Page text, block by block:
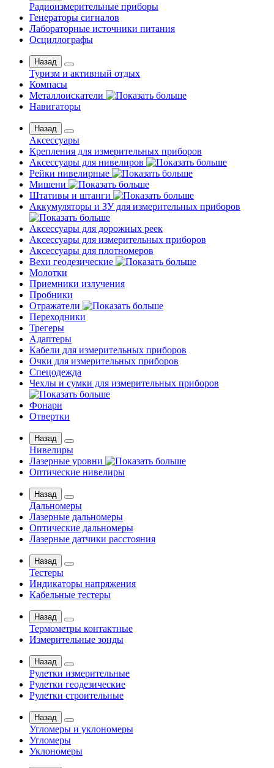
Радиоизмерительные приборы
Генераторы сигналов
Лабораторные источники питания
Осциллографы
Назад
Туризм и активный отдых
Компасы
Металлоискатели
Навигаторы
Назад
Аксессуары
Крепления для измерительных приборов
Аксессуары для нивелиров
Рейки нивелирные
Мишени
Штативы и штанги
Аккумуляторы и ЗУ для измерительных приборов
Аксессуары для дорожных реек
Аксессуары для измерительных приборов
Аксессуары для плотномеров
Вехи геодезические
Молотки
Приемники излучения
Пробники
Отражатели
Переходники
Трегеры
Адаптеры
Кабели для измерительных приборов
Очки для измерительных приборов
Спецодежда
Чехлы и сумки для измерительных приборов
Фонари
Отвертки
Назад
Нивелиры
Лазерные уровни
Оптические нивелиры
Назад
Дальномеры
Лазерные дальномеры
Оптические дальномеры
Лазерные датчики расстояния
Назад
Тестеры
Индикаторы напряжения
Кабельные тестеры
Назад
Термометры контактные
Измерительные зонды
Назад
Рулетки измерительные
Рулетки геодезические
Рулетки строительные
Назад
Угломеры и уклономеры
Угломеры
Уклономеры